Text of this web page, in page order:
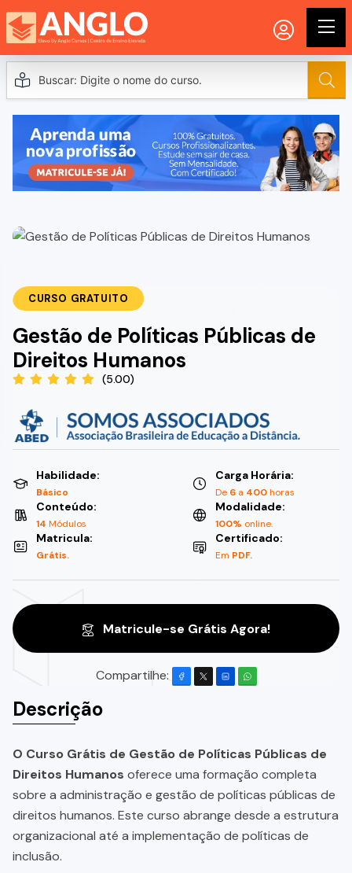
CURSO GRATUITO
Gestão de Políticas Públicas de
Direitos Humanos
(5.00)
Habilidade:
Básico
Carga Horária:
De 6 a 400horas
Conteúdo:
14 Módulos
Modalidade:
100% online.
Matricula:
Grátis.
Certificado:
Em PDF.
Matricule-se Grátis Agora!
Compartilhe:
Descrição
O Curso Grátis de Gestão de Políticas Públicas de
Direitos Humanos oferece uma formação completa
sobre a administração e gestão de políticas públicas de
direitos humanos. Este curso abrange desde a estrutura
organizacional até a implementação de políticas de
inclusão.